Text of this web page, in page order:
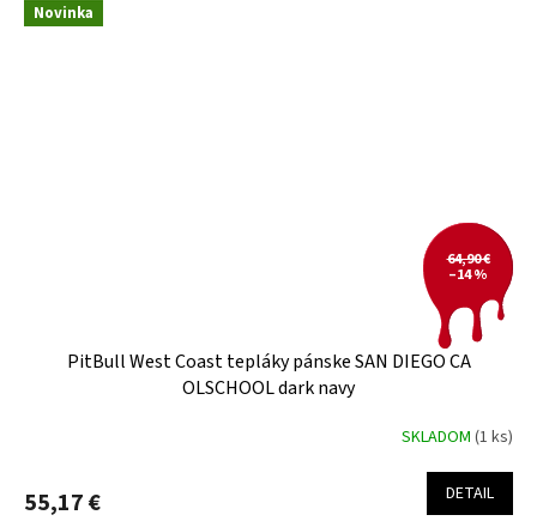
Novinka
64,90 €
–14 %
PitBull West Coast tepláky pánske SAN DIEGO CA
OLSCHOOL dark navy
SKLADOM (1 ks)
55,17 € DETAIL